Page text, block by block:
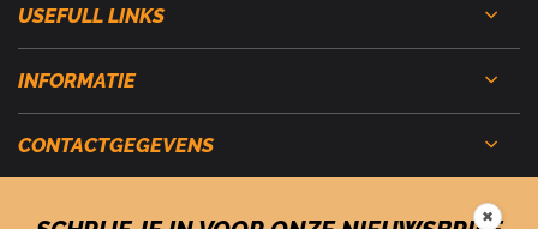
USEFULL LINKS
INFORMATIE
CONTACTGEGEVENS
✖